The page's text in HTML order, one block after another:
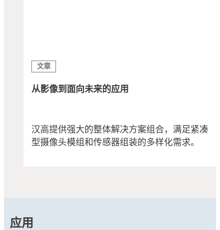
文章
从影像到面向未来的应用
汉高提供强大的整体解决方案组合，满足紧凑
型摄像头模组和传感器组装的多样化需求。
应用